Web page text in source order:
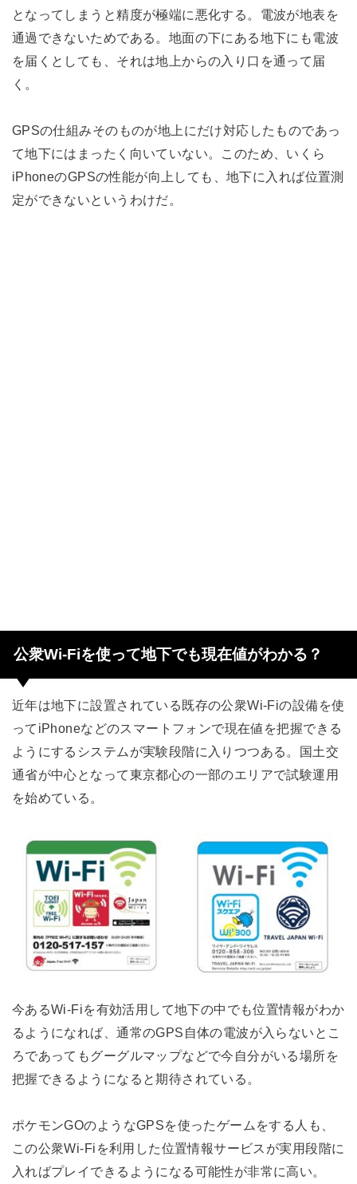
となってしまうと精度が極端に悪化する。電波が地表を
通過できないためである。地面の下にある地下にも電波
を届くとしても、それは地上からの入り口を通って届
く。
GPSの仕組みそのものが地上にだけ対応したものであっ
て地下にはまったく向いていない。このため、いくら
iPhoneのGPSの性能が向上しても、地下に入れば位置測
定ができないというわけだ。
公衆Wi-Fiを使って地下でも現在値がわかる？
近年は地下に設置されている既存の公衆Wi-Fiの設備を使
ってiPhoneなどのスマートフォンで現在値を把握できる
ようにするシステムが実験段階に入りつつある。国土交
通省が中心となって東京都心の一部のエリアで試験運用
を始めている。
今あるWi-Fiを有効活用して地下の中でも位置情報がわか
るようになれば、通常のGPS自体の電波が入らないとこ
ろであってもグーグルマップなどで今自分がいる場所を
把握できるようになると期待されている。
ポケモンGOのようなGPSを使ったゲームをする人も、
この公衆Wi-Fiを利用した位置情報サービスが実用段階に
入ればプレイできるようになる可能性が非常に高い。